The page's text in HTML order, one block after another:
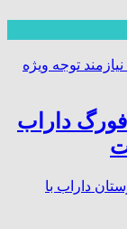
داراب